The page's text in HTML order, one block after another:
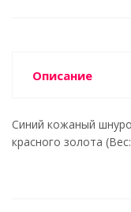
Описание
Синий кожаный
красного золота